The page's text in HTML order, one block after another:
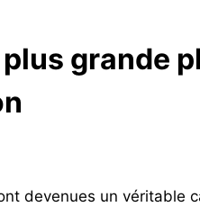
grande
devenues un véritable